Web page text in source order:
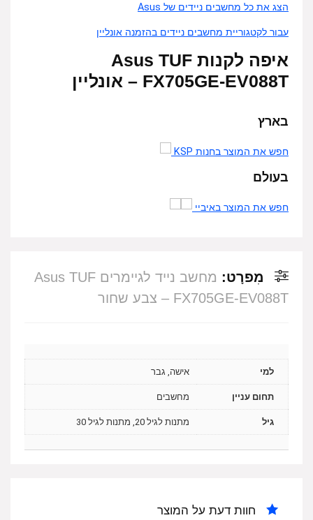
הצג את כל מחשבים ניידים של Asus
עבור לקטגוריית מחשבים ניידים בהזמנה אונליין
איפה לקנות Asus TUF
FX705GE-EV088T – אונליין
בארץ
חפש את המוצר בחנות KSP
בעולם
חפש את המוצר באיביי
מִפרָט:
מחשב נייד לגיימרים Asus TUF
FX705GE-EV088T – צבע שחור
למי אישה, גבר
תחום עניין מחשבים
גיל מתנות לגיל 20, מתנות לגיל 30
חוות דעת על המוצר